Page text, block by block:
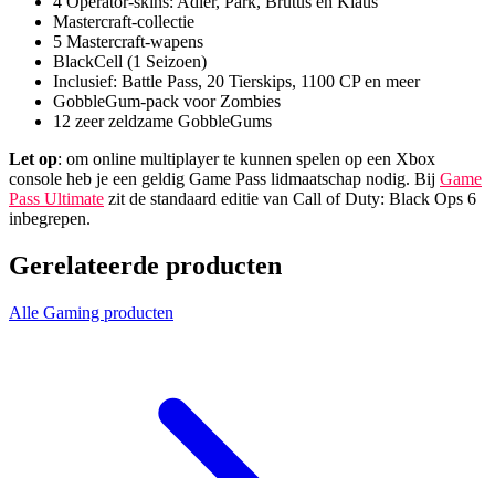
Mastercraft-collectie
5 Mastercraft-wapens
BlackCell (1 Seizoen)
Inclusief: Battle Pass, 20 Tierskips, 1100 CP en meer
GobbleGum-pack voor Zombies
12 zeer zeldzame GobbleGums
Let op: om online multiplayer te kunnen spelen op een Xbox
console heb je een geldig Game Pass lidmaatschap nodig. Bij Game
Pass Ultimate zit de standaard editie van Call of Duty: Black Ops 6
inbegrepen.
Gerelateerde producten
Alle Gaming producten